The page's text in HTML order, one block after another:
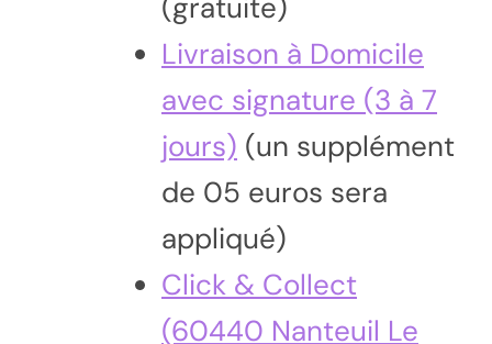
(gratuite)
Livraison à Domicile
avec signature (3 à 7
jours) (un supplément
de 05 euros sera
appliqué)
Click & Collect
(60440 Nanteuil Le